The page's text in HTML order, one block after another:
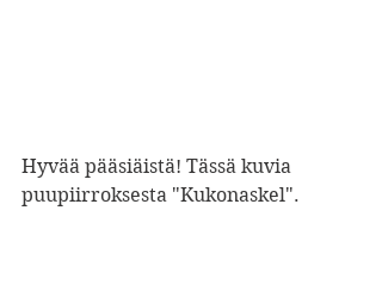
Hyvää pääsiäistä! Tässä kuvia
puupiirroksesta "Kukonaskel".